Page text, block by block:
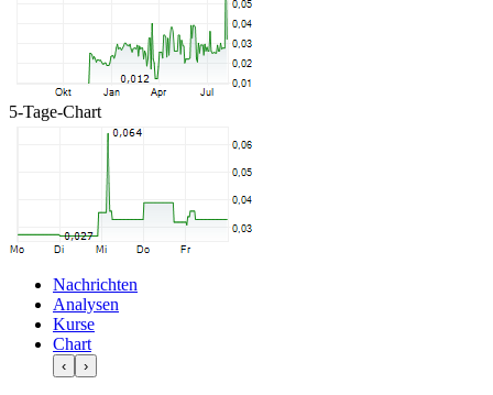
5-Tage-Chart
Nachrichten
Analysen
Kurse
Chart
‹ ›